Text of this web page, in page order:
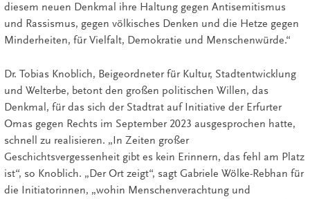
diesem neuen Denkmal ihre Haltung gegen Antisemitismus
und Rassismus, gegen völkisches Denken und die Hetze gegen
Minderheiten, für Vielfalt, Demokratie und Menschenwürde.“
Dr. Tobias Knoblich, Beigeordneter für Kultur, Stadtentwicklung
und Welterbe, betont den großen politischen Willen, das
Denkmal, für das sich der Stadtrat auf Initiative der Erfurter
Omas gegen Rechts im September 2023 ausgesprochen hatte,
schnell zu realisieren. „In Zeiten großer
Geschichtsvergessenheit gibt es kein Erinnern, das fehl am Platz
ist“, so Knoblich. „Der Ort zeigt“, sagt Gabriele Wölke-Rebhan für
die Initiatorinnen, „wohin Menschenverachtung und